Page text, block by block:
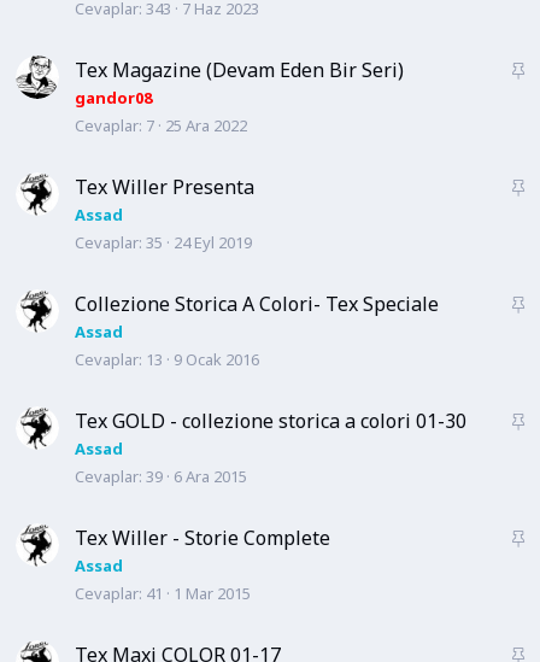
t
Cevaplar 343 7 Haz 2023
S
t
Tex Magazine (Devam Eden Bir Seri)
gandor08
Cevaplar 7 25 Ara 2022
S
t
Tex Willer Presenta
Assad
Cevaplar 35 24 Eyl 2019
S
t
Collezione Storica A Colori- Tex Speciale
Assad
Cevaplar 13 9 Ocak 2016
S
t
Tex GOLD - collezione storica a colori 01-30
Assad
Cevaplar 39 6 Ara 2015
S
t
Tex Willer - Storie Complete
Assad
Cevaplar 41 1 Mar 2015
S
Tex Maxi COLOR 01-17